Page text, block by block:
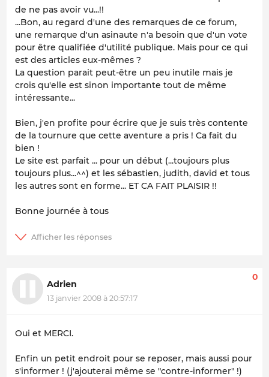
de ne pas avoir vu...!!
...Bon, au regard d'une des remarques de ce forum,
une remarque d'un asinaute n'a besoin que d'un vote
pour être qualifiée d'utilité publique. Mais pour ce qui
est des articles eux-mêmes ?
La question parait peut-être un peu inutile mais je
crois qu'elle est sinon importante tout de même
intéressante...
Bien, j'en profite pour écrire que je suis très contente
de la tournure que cette aventure a pris ! Ca fait du
bien !
Le site est parfait ... pour un début (...toujours plus
toujours plus...^^) et les sébastien, judith, david et tous
les autres sont en forme... ET CA FAIT PLAISIR !!
Bonne journée à tous
Adrien
13 janvier 2008 à 20:57:17
0
Oui et MERCI.
Enfin un petit endroit pour se reposer, mais aussi pour
s'informer ! (j'ajouterai même se "contre-informer" !)